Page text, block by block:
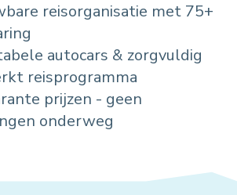
reisorganisatie met 75+
autocars & zorgvuldig
reisprogramma
prijzen - geen
onderweg